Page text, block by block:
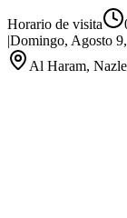
Horario de visita
|Domingo, Agosto
Al Haram,